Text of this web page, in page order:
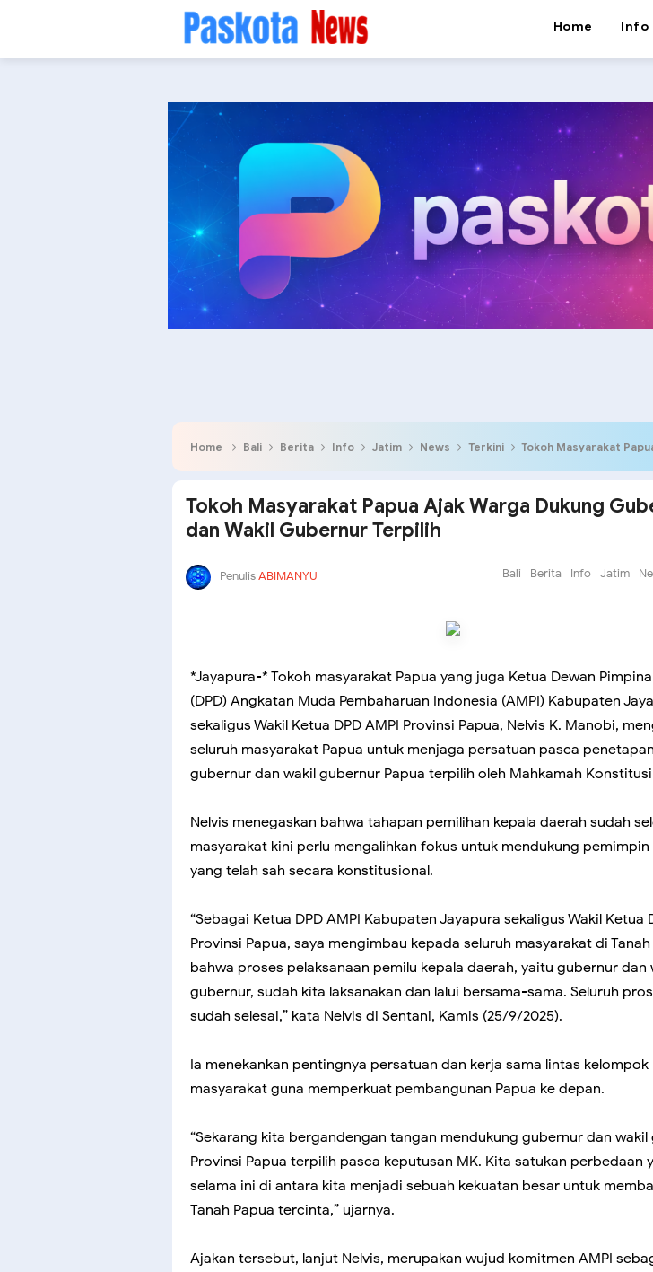
Home Info
Home Bali Berita Info Jatim News Terkini Tokoh Masyarakat Papua Ajak Warga Dukung Gubernur
Tokoh Masyarakat Papua Ajak Warga Dukung
dan Wakil Gubernur Terpilih
PenulisABIMANYU Bali Berita Info Jatim
*Jayapura-* Tokoh masyarakat Papua yang juga Ketua Dewan
(DPD) Angkatan Muda Pembaharuan Indonesia (AMPI) Kabupaten
sekaligus Wakil Ketua DPD AMPI Provinsi Papua, Nelvis K. Manobi,
seluruh masyarakat Papua untuk menjaga persatuan pasca penetapan
gubernur dan wakil gubernur Papua terpilih oleh Mahkamah Konstitusi
Nelvis menegaskan bahwa tahapan pemilihan kepala daerah sudah
masyarakat kini perlu mengalihkan fokus untuk mendukung pemimpin
yang telah sah secara konstitusional.
“Sebagai Ketua DPD AMPI Kabupaten Jayapura sekaligus Wakil Ketua
Provinsi Papua, saya mengimbau kepada seluruh masyarakat di Tanah
bahwa proses pelaksanaan pemilu kepala daerah, yaitu gubernur dan
gubernur, sudah kita laksanakan dan lalui bersama-sama. Seluruh
sudah selesai,” kata Nelvis di Sentani, Kamis (25/9/2025).
Ia menekankan pentingnya persatuan dan kerja sama lintas kelompok
masyarakat guna memperkuat pembangunan Papua ke depan.
“Sekarang kita bergandengan tangan mendukung gubernur dan
Provinsi Papua terpilih pasca keputusan MK. Kita satukan perbedaan
selama ini di antara kita menjadi sebuah kekuatan besar untuk
Tanah Papua tercinta,” ujarnya.
Ajakan tersebut, lanjut Nelvis, merupakan wujud komitmen AMPI